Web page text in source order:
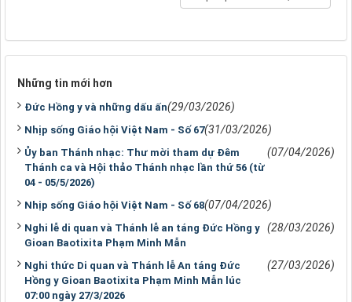
Những tin mới hơn
Đức Hồng y và những dấu ấn(29/03/2026)
Nhịp sống Giáo hội Việt Nam - Số 67(31/03/2026)
Ủy ban Thánh nhạc: Thư mời tham dự Đêm
Thánh ca và Hội thảo Thánh nhạc lần thứ 56 (từ
04 - 05/5/2026)
(07/04/2026)
Nhịp sống Giáo hội Việt Nam - Số 68(07/04/2026)
Nghi lễ di quan và Thánh lễ an táng Đức Hồng y
Gioan Baotixita Phạm Minh Mẫn
(28/03/2026)
Nghi thức Di quan và Thánh lễ An táng Đức
Hồng y Gioan Baotixita Phạm Minh Mẫn lúc
07:00 ngày 27/3/2026
(27/03/2026)